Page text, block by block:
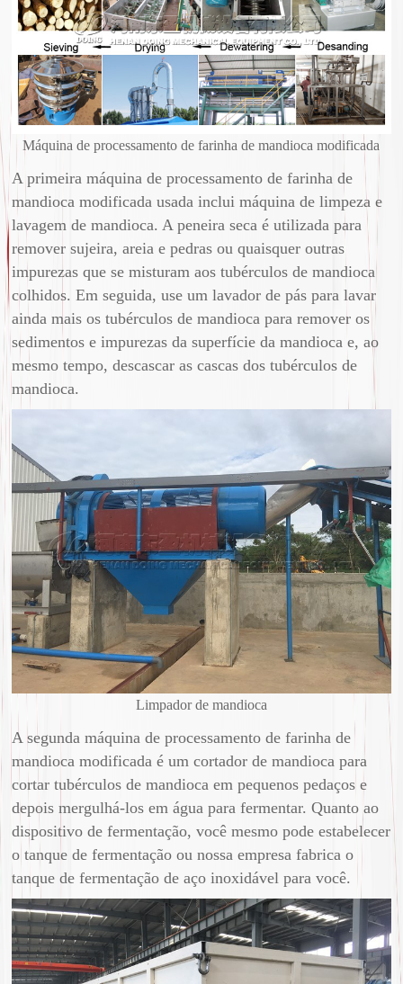
Máquina de processamento de farinha de mandioca modificada
A primeira máquina de processamento de farinha de
mandioca modificada usada inclui máquina de limpeza e
lavagem de mandioca. A peneira seca é utilizada para
remover sujeira, areia e pedras ou quaisquer outras
impurezas que se misturam aos tubérculos de mandioca
colhidos. Em seguida, use um lavador de pás para lavar
ainda mais os tubérculos de mandioca para remover os
sedimentos e impurezas da superfície da mandioca e, ao
mesmo tempo, descascar as cascas dos tubérculos de
mandioca.
Limpador de mandioca
A segunda máquina de processamento de farinha de
mandioca modificada é um cortador de mandioca para
cortar tubérculos de mandioca em pequenos pedaços e
depois mergulhá-los em água para fermentar. Quanto ao
dispositivo de fermentação, você mesmo pode estabelecer
o tanque de fermentação ou nossa empresa fabrica o
tanque de fermentação de aço inoxidável para você.